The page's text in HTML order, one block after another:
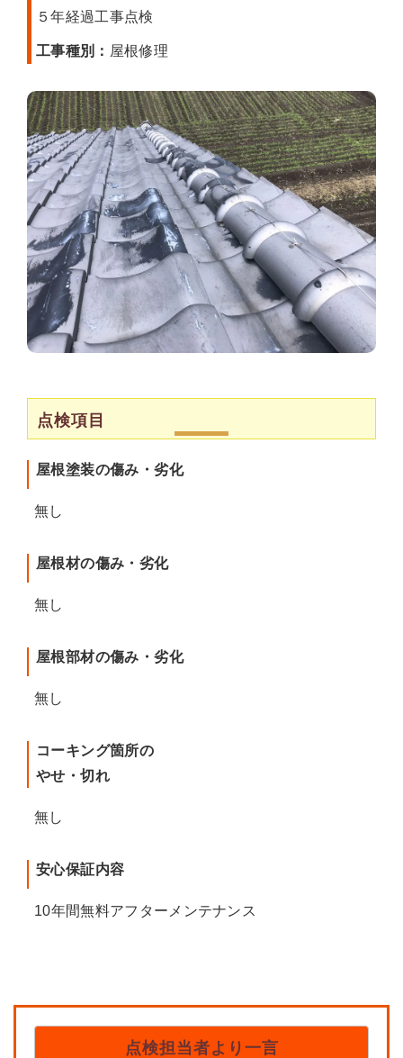
５年経過工事点検
工事種別： 屋根修理
点検項目
屋根塗装の傷み・劣化
無し
屋根材の傷み・劣化
無し
屋根部材の傷み・劣化
無し
コーキング箇所の
やせ・切れ
無し
安心保証内容
10年間無料アフターメンテナンス
点検担当者より一言